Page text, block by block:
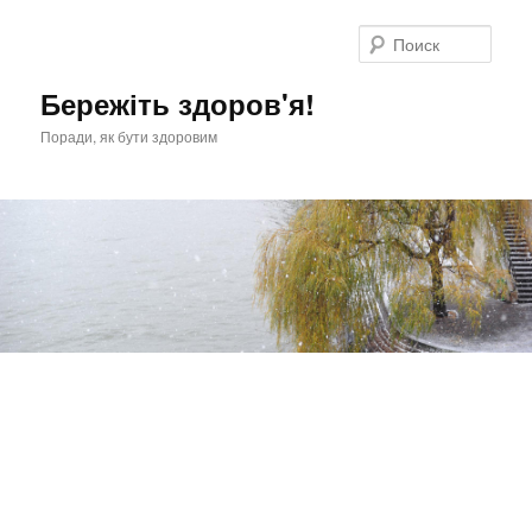
Бережіть здоров'я!
Поради, як бути здоровим